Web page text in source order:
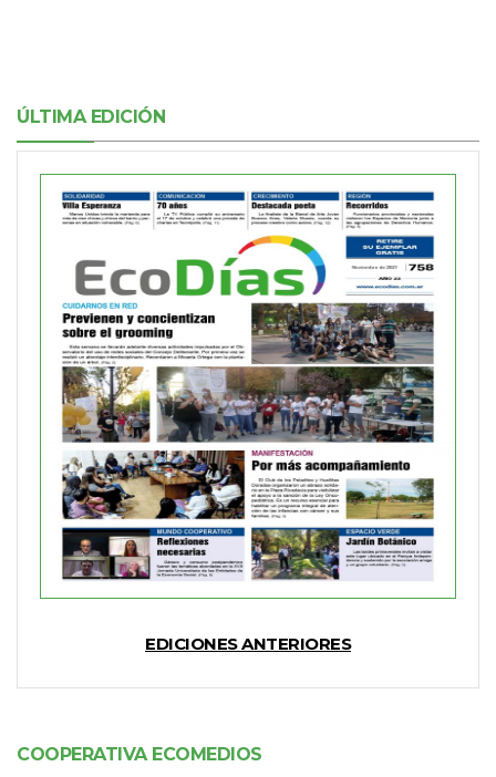
ÚLTIMA EDICIÓN
EDICIONES ANTERIORES
COOPERATIVA ECOMEDIOS